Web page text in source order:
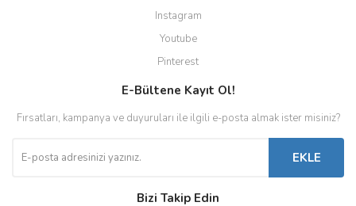
Instagram
Youtube
Pinterest
E-Bültene Kayıt Ol!
Fırsatları, kampanya ve duyuruları ile ilgili e-posta almak ister misiniz?
EKLE
Bizi Takip Edin